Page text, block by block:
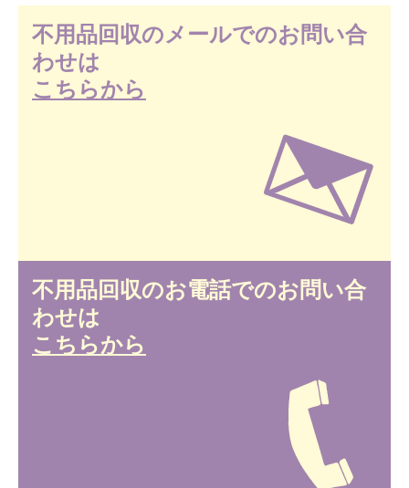
不用品回収のメールでのお問い合
わせは
こちらから
不用品回収のお電話でのお問い合
わせは
こちらから